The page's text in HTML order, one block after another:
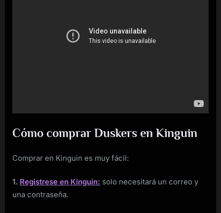
Cómo comprar Duskers en Kinguin
Comprar en Kinguin es muy fácil:
1. Registrese en Kinguin: solo necesitará un correo y
una contraseña.